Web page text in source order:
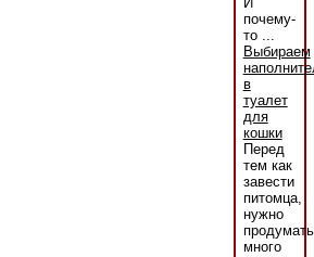
почему-
то ...
Выбираем
в
туалет
для
кошки
Перед
тем как
завести
питомца,
нужно
продумать
много